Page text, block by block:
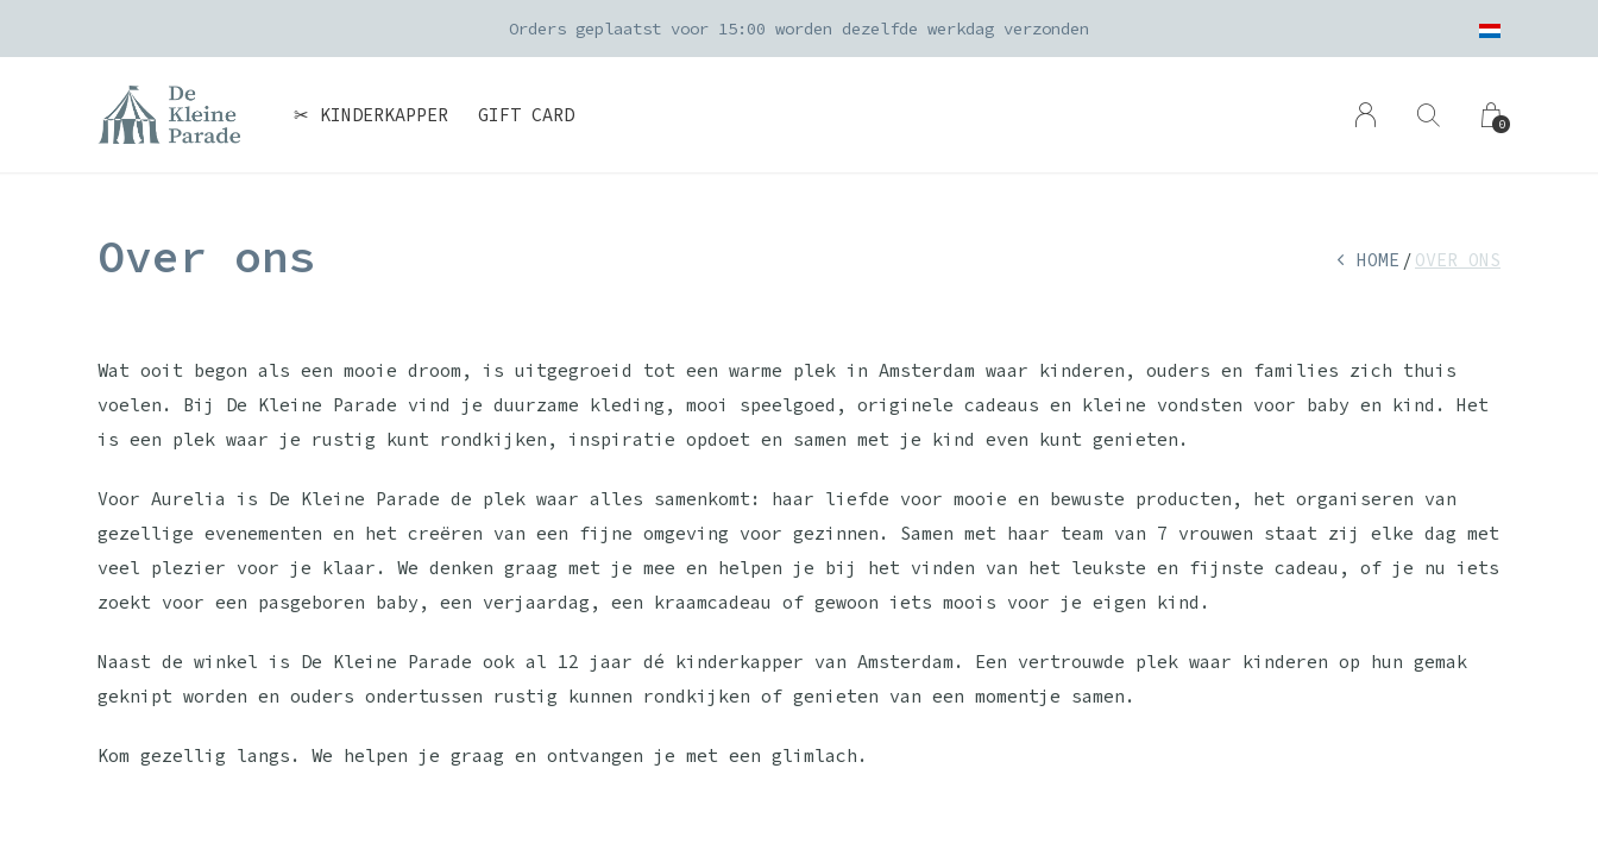
✂ KINDERKAPPER GIFT CARD 0
Orders geplaatst voor 15:00 worden dezelfde werkdag verzonden
Over ons HOME OVER ONS
Wat ooit begon als een mooie droom, is uitgegroeid tot een warme plek in Amsterdam waar kinderen, ouders en families zich thuis
voelen. Bij De Kleine Parade vind je duurzame kleding, mooi speelgoed, originele cadeaus en kleine vondsten voor baby en kind. Het
is een plek waar je rustig kunt rondkijken, inspiratie opdoet en samen met je kind even kunt genieten.
Voor Aurelia is De Kleine Parade de plek waar alles samenkomt: haar liefde voor mooie en bewuste producten, het organiseren van
gezellige evenementen en het creëren van een fijne omgeving voor gezinnen. Samen met haar team van 7 vrouwen staat zij elke dag met
veel plezier voor je klaar. We denken graag met je mee en helpen je bij het vinden van het leukste en fijnste cadeau, of je nu iets
zoekt voor een pasgeboren baby, een verjaardag, een kraamcadeau of gewoon iets moois voor je eigen kind.
Naast de winkel is De Kleine Parade ook al 12 jaar dé kinderkapper van Amsterdam. Een vertrouwde plek waar kinderen op hun gemak
geknipt worden en ouders ondertussen rustig kunnen rondkijken of genieten van een momentje samen.
Kom gezellig langs. We helpen je graag en ontvangen je met een glimlach.